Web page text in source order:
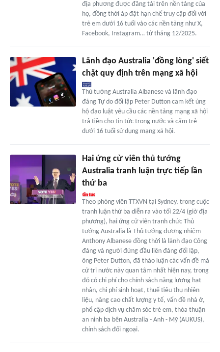
địa phương được đăng tải trên nền tảng của
họ, đồng thời áp đặt hạn chế truy cập đối với
trẻ em dưới 16 tuổi vào các nền tảng như X,
Facebook, Instagram… từ tháng 12/2025.
Lãnh đạo Australia 'đồng lòng' siết
chặt quy định trên mạng xã hội
Thủ tướng Australia Albanese và lãnh đạo
đảng Tự do đối lập Peter Dutton cam kết ủng
hộ đạo luật yêu cầu các nền tảng mạng xã hội
trả tiền cho tin tức trong nước và cấm trẻ
dưới 16 tuổi sử dụng mạng xã hội.
Hai ứng cử viên thủ tướng
Australia tranh luận trực tiếp lần
thứ ba
Theo phóng viên TTXVN tại Sydney, trong cuộc
tranh luận thứ ba diễn ra vào tối 22/4 (giờ địa
phương), hai ứng cử viên tranh chức Thủ
tướng Australia là Thủ tướng đương nhiệm
Anthony Albanese đồng thời là lãnh đạo Công
đảng và người đứng đầu liên đảng đối lập,
ông Peter Dutton, đã thảo luận các vấn đề mà
cử tri nước này quan tâm nhất hiện nay, trong
đó có chi phí cho chính sách năng lượng hạt
nhân, chi phí sinh hoạt, thuế tiêu thụ nhiên
liệu, nâng cao chất lượng y tế, vấn đề nhà ở,
phổ cập dịch vụ chăm sóc trẻ em, thỏa thuận
an ninh ba bên Australia - Anh - Mỹ (AUKUS),
chính sách đối ngoại.